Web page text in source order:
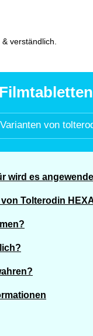
verständlich.
Varianten von
wird es
Tolterodin